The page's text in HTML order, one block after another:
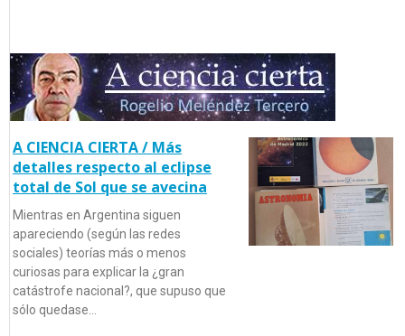
A CIENCIA CIERTA / Más
detalles respecto al eclipse
total de Sol que se avecina
Mientras en Argentina siguen
apareciendo (según las redes
sociales) teorías más o menos
curiosas para explicar la ¿gran
catástrofe nacional?, que supuso que
sólo quedase…